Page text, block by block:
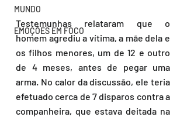
MUNDO
EMOÇÕES EM FOCO
Testemunhas relataram que o
homem agrediu a vítima, a mãe dela e
os filhos menores, um de 12 e outro
de 4 meses, antes de pegar uma
arma. No calor da discussão, ele teria
efetuado cerca de 7 disparos contra a
companheira, que estava deitada na